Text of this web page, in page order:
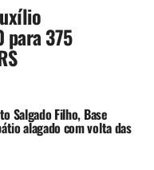
para 375
Salgado Filho, Base
alagado com volta das